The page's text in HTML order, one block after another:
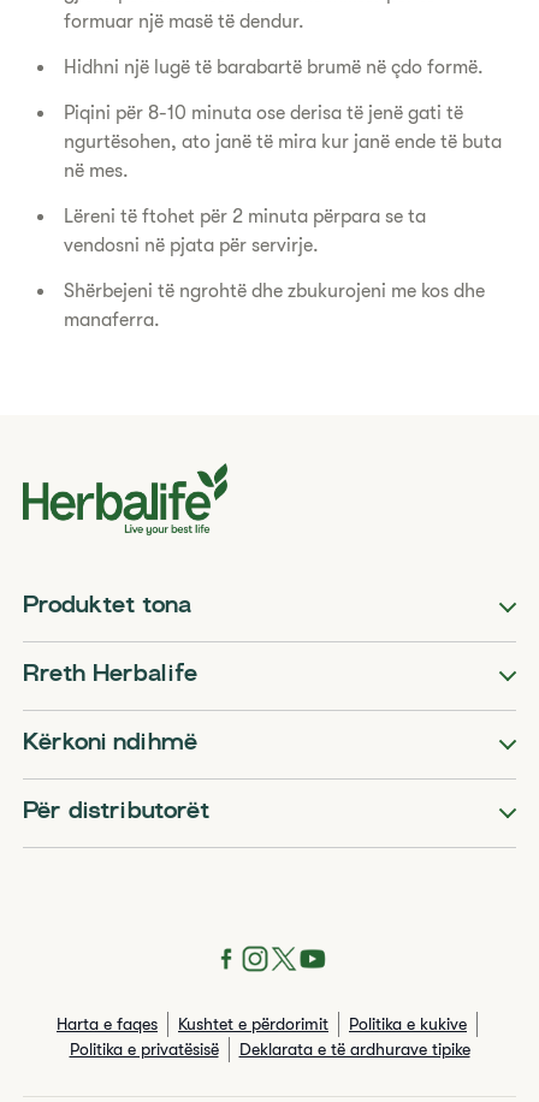
formuar një masë të dendur.
Hidhni një lugë të barabartë brumë në çdo formë.
Piqini për 8-10 minuta ose derisa të jenë gati të
ngurtësohen, ato janë të mira kur janë ende të buta
në mes.
Lëreni të ftohet për 2 minuta përpara se ta
vendosni në pjata për servirje.
Shërbejeni të ngrohtë dhe zbukurojeni me kos dhe
manaferra.
Produktet tona
Rreth Herbalife
Kërkoni ndihmë
Për distributorët
Harta e faqes Kushtet e përdorimit
Politika e kukive
Politika e privatësisë
Deklarata e të ardhurave tipike